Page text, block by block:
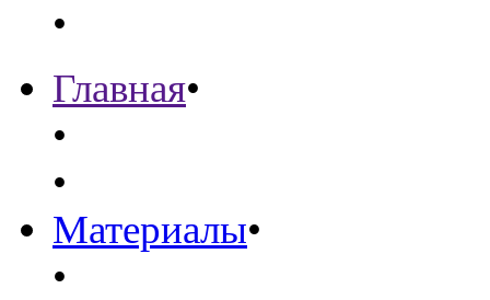
•
Главная•
•
•
Материалы•
•